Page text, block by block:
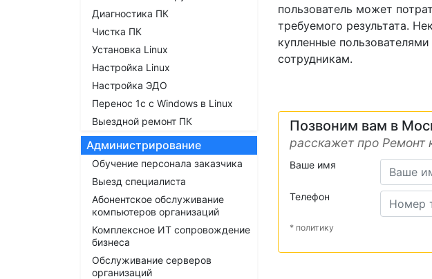
Диагностика ПК
Чистка ПК
Установка Linux
Настройка Linux
Настройка ЭДО
Перенос 1с с Windows в Linux
Выездной ремонт ПК
Администрирование
Обучение персонала заказчика
Выезд специалиста
Абонентское обслуживание
компьютеров организаций
Комплексное ИТ сопровождение
бизнеса
Обслуживание серверов
организаций
пользователь может
требуемого результата.
купленные
сотрудникам.
Позвоним вам в
расскажет про Ремонт
Ваше имя
Телефон
* политику